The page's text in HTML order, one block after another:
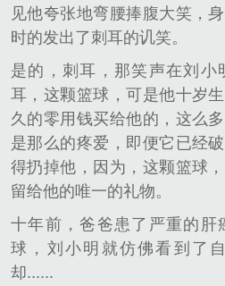
见他夸张地弯腰捧腹大笑，
时的发出了刺耳的讥笑。
是的，刺耳，那笑声在刘小
耳，这颗篮球，可是他十岁
久的零用钱买给他的，这么
是那么的疼爱，即便它已经
得扔掉他，因为，这颗篮球
留给他的唯一的礼物。
十年前，爸爸患了严重的肝
球，刘小明就仿佛看到了
却......